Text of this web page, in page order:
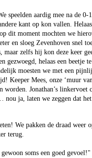
speelden aardig mee na de
kant op kon vallen.
dit moment mochten we
en sloeg Zevenhoven snel
maar zelfs hij kon deze keer
gezwoegd, helaas een
moesten we met een
Keeper Mees, onze ‘muur
Jonathan’s linkervoet
ja, laten we zeggen dat
We pakken de draad weer
terug.
soms een goed gevoel!"